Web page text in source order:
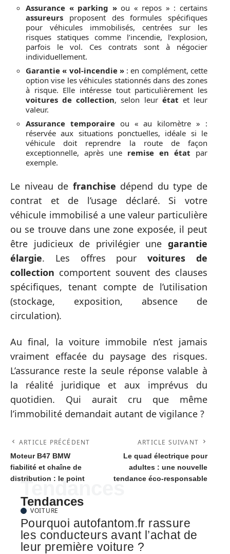
Assurance « parking »ou « repos » : certains
assureurs proposent des formules spécifiques
pour véhicules immobilisés, centrées sur les
risques statiques comme l’incendie, l’explosion,
parfois le vol. Ces contrats sont à négocier
individuellement.
Garantie « vol-incendie »: en complément, cette
option vise les véhicules stationnés dans des zones
à risque. Elle intéresse tout particulièrement les
voitures de collection, selon leur état et leur
valeur.
Assurance temporaireou « au kilomètre » :
réservée aux situations ponctuelles, idéale si le
véhicule doit reprendre la route de façon
exceptionnelle, après une remise en état par
exemple.
Le niveau de franchise dépend du type de
contrat et de l’usage déclaré. Si votre
véhicule immobilisé a une valeur particulière
ou se trouve dans une zone exposée, il peut
être judicieux de privilégier une garantie
élargie. Les offres pourvoitures de
collection comportent souvent des clauses
spécifiques, tenant compte de l’utilisation
(stockage, exposition, absence de
circulation).
Au final, la voiture immobile n’est jamais
vraiment effacée du paysage des risques.
L’assurance reste la seule réponse valable à
la réalité juridique et aux imprévus du
quotidien. Qui aurait cru que même
l’immobilité demandait autant de vigilance ?
ARTICLE PRÉCÉDENT
Moteur B47 BMW
fiabilité et chaîne de
distribution : le point
ARTICLE SUIVANT
Le quad électrique pour
adultes : une nouvelle
tendance éco-responsable
Tendances
Tendances
VOITURE
Pourquoi autofantom.fr rassure
les conducteurs avant l’achat de
leur première voiture ?